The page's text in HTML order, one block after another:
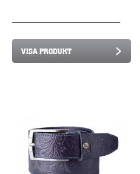
VISA PRODUKT